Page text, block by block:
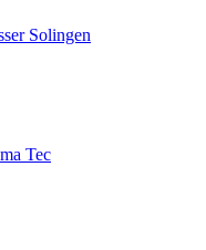
Solingen
Tec